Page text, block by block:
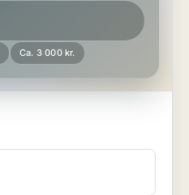
Ca. 3 000 kr.